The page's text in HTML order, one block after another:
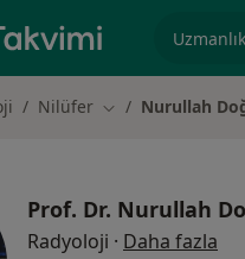
Nilüfer Şehir değiştir
Nurullah
Prof. Dr. Nurullah
Radyoloji · Daha fazla